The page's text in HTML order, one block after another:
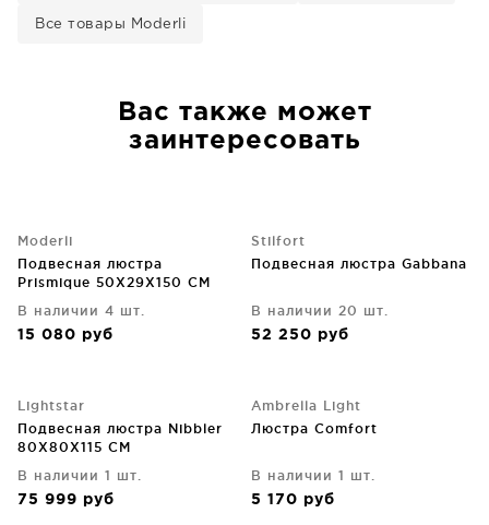
Все товары Moderli
Вас также может
заинтересовать
Moderli
Подвесная люстра
Prismique 50X29X150 CM
В наличии 4 шт.
15 080 руб
Stilfort
Подвесная люстра Gabbana
В наличии 20 шт.
52 250 руб
Lightstar
Подвесная люстра Nibbler
80X80X115 CM
В наличии 1 шт.
75 999 руб
Ambrella Light
Люстра Comfort
В наличии 1 шт.
5 170 руб